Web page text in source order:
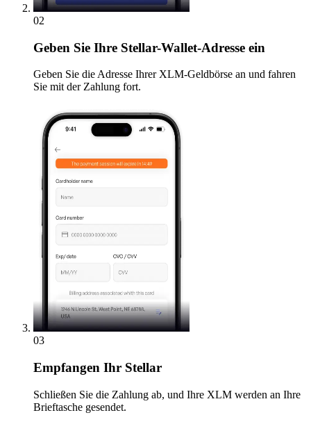
02
Geben Sie Ihre Stellar-Wallet-Adresse ein
Geben Sie die Adresse Ihrer XLM-Geldbörse an und fahren
Sie mit der Zahlung fort.
03
Empfangen Ihr Stellar
Schließen Sie die Zahlung ab, und Ihre XLM werden an Ihre
Brieftasche gesendet.